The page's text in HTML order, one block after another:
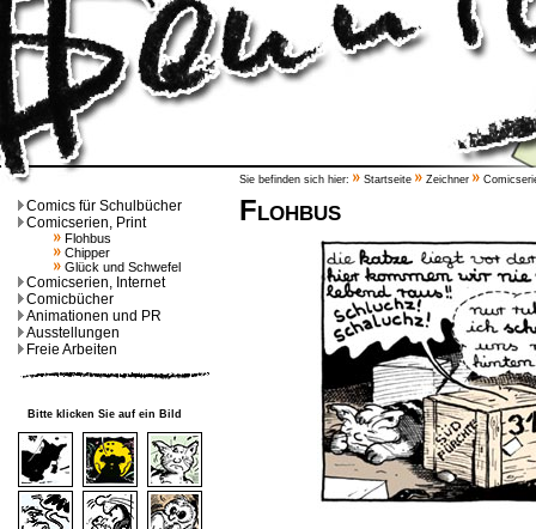
Comics für Schulbücher
Comicserien, Print
Flohbus
Chipper
Glück und Schwefel
Comicserien, Internet
Comicbücher
Animationen und PR
Ausstellungen
Freie Arbeiten
Bitte klicken Sie auf ein Bild
Sie befinden sich hier: Startseite Zeichner
Flohbus